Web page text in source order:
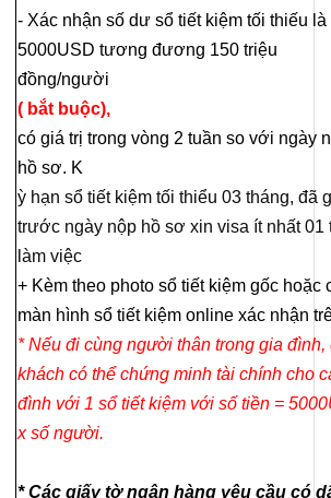
- Xác nhận số dư sổ tiết kiệm tối thiếu là
5000USD tương đương 150 triệu
đồng/người
( bắt buộc),
có giá trị trong vòng 2 tuần so với ngày
hồ sơ. K
ỳ hạn sổ tiết kiệm tối thiểu 03 tháng, đã
trước ngày nộp hồ sơ xin visa ít nhất 01
làm việc
+ Kèm theo photo sổ tiết kiệm gốc hoặc
màn hình sổ tiết kiệm online xác nhận
* Nếu đi cùng người thân trong gia đình,
khách có thể chứng minh tài chính cho
đình với 1 sổ tiết kiệm với số tiền =
x số người.
* Các giấy tờ ngân hàng yêu cầu có